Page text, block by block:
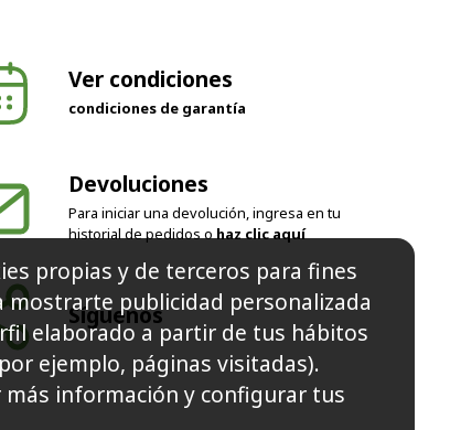
Ver condiciones
condiciones de garantía
Devoluciones
Para iniciar una devolución, ingresa en tu
historial de pedidos ohaz clic aquí
Síguenos
propias y de terceros para fines
mostrarte publicidad personalizada
elaborado a partir de tus hábitos
ejemplo, páginas visitadas).
más información y configurar tus